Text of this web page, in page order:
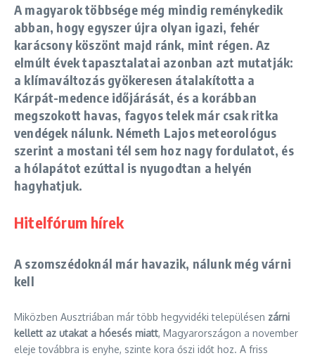
A magyarok többsége még mindig reménykedik
abban, hogy egyszer újra olyan igazi, fehér
karácsony köszönt majd ránk, mint régen. Az
elmúlt évek tapasztalatai azonban azt mutatják:
a klímaváltozás gyökeresen átalakította a
Kárpát-medence időjárását, és a korábban
megszokott havas, fagyos telek már csak ritka
vendégek nálunk. Németh Lajos meteorológus
szerint a mostani tél sem hoz nagy fordulatot, és
a hólapátot ezúttal is nyugodtan a helyén
hagyhatjuk.
Hitelfórum hírek
A szomszédoknál már havazik, nálunk még várni
kell
Miközben Ausztriában már több hegyvidéki településen zárni
kellett az utakat a hóesés miatt, Magyarországon a november
eleje továbbra is enyhe, szinte kora őszi időt hoz. A friss